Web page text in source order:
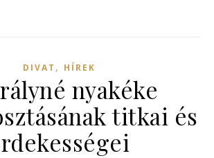
DIVAT , HÍREK
nyakéke
titkai és